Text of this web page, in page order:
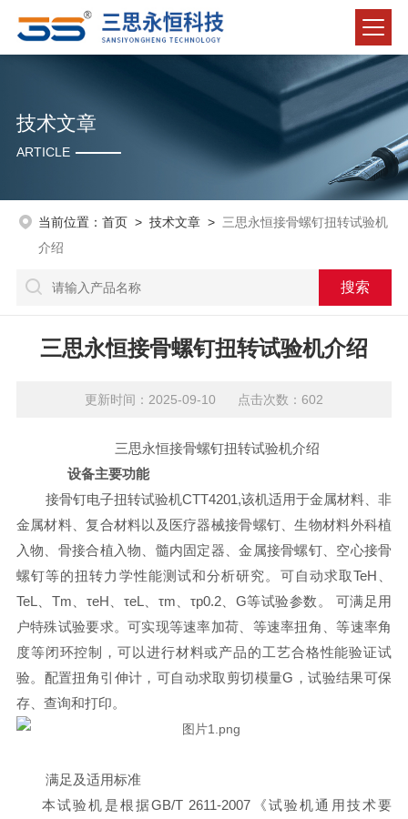
技术文章
ARTICLE
当前位置： 首页> 技术文章> 三思永恒接骨螺钉扭转试验机
介绍
三思永恒接骨螺钉扭转试验机介绍
更新时间：2025-09-10 点击次数：602
三思永恒接骨螺钉扭转试验机介绍
设备主要功能
接骨钉电子扭转试验机CTT4201,该机适用于金属材料、非
金属材料、复合材料以及医疗器械接骨螺钉、生物材料外科植
入物、骨接合植入物、髓内固定器、金属接骨螺钉、空心接骨
螺钉等的扭转力学性能测试和分析研究。可自动求取TeH、
TeL、Tm、τeH、τeL、τm、τp0.2、G等试验参数。 可满足用
户特殊试验要求。可实现等速率加荷、等速率扭角、等速率角
度等闭环控制，可以进行材料或产品的工艺合格性能验证试
验。配置扭角引伸计，可自动求取剪切模量G，试验结果可保
存、查询和打印。
满足及适用标准
本试验机是根据GB/T 2611-2007《试验机通用技术要